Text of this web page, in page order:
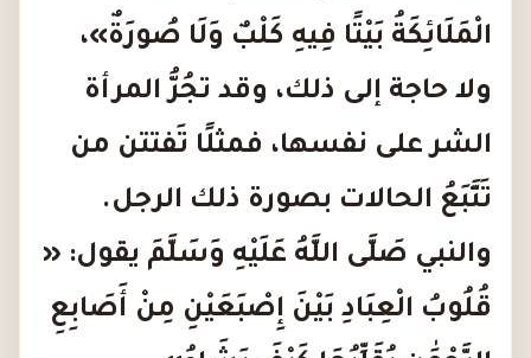
الْمَلَائِكَةُ بَيْتًا فِيهِ كَلْبٌ وَلَا صُورَةٌ»،
ولا حاجة إلى ذلك، وقد تجُرُّ المرأة
الشر على نفسها، فمثلًا تَفتتن من
تَتَّبَعُ الحالات بصورة ذلك الرجل.
والنبي صَلَّى اللَّهُ عَلَيْهِ وَسَلَّمَ يقول: «
قُلُوبُ الْعِبَادِ بَيْنَ إِصْبَعَيْنِ مِنْ أَصَابِعِ